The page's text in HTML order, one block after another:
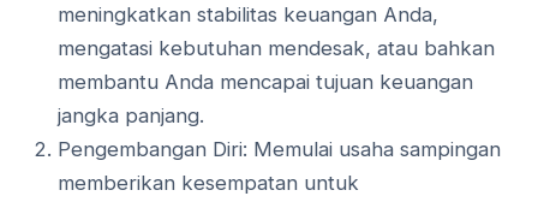
meningkatkan stabilitas keuangan Anda,
mengatasi kebutuhan mendesak, atau bahkan
membantu Anda mencapai tujuan keuangan
jangka panjang.
Pengembangan Diri: Memulai usaha sampingan
memberikan kesempatan untuk